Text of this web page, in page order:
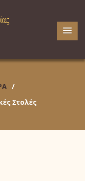
/
Στολές